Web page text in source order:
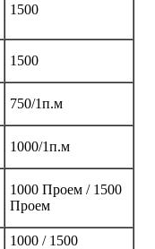
1500
1500
750/1п.м
1000/1п.м
1000 Проем / 1500
Проем
1000 / 1500